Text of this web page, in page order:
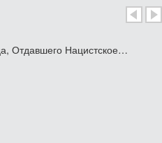
Отдавшего Нацистское…